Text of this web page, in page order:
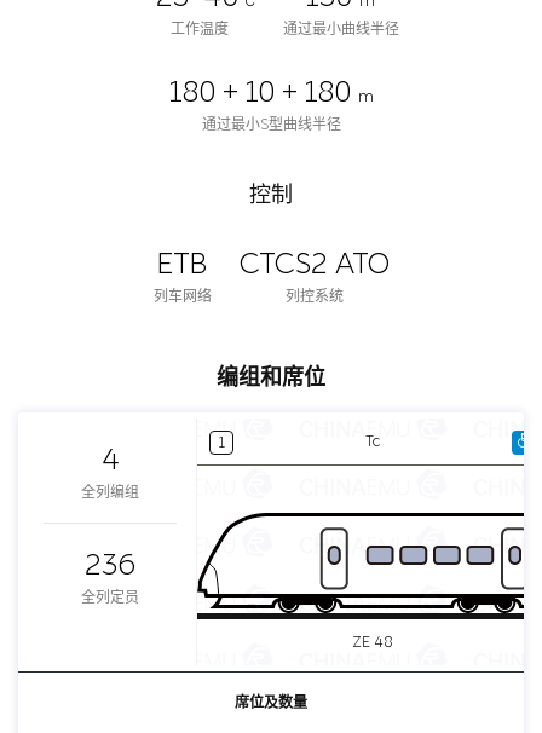
工作温度
通过最小曲线半径
180 + 10 + 180 m
通过最小S型曲线半径
控制
ETB
列车网络
CTCS2 ATO
列控系统
编组和席位
4
全列编组
236
全列定员
1 Tc
ZE 48
席位及数量